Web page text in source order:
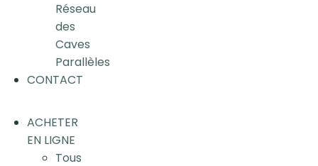
Réseau
des
Caves
Parallèles
CONTACT
ACHETER
EN LIGNE
Tous